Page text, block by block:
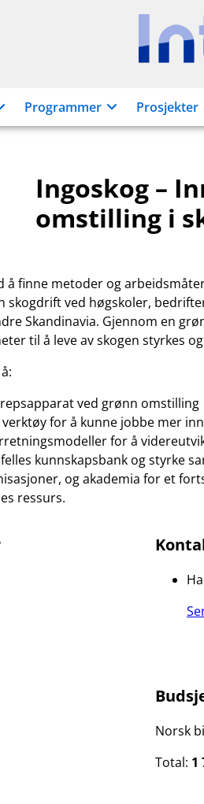
Programmer Prosjekter
Ingoskog –
omstilling i
å finne metoder og
skogdrift ved høgskoler,
Skandinavia. Gjennom en
til å leve av skogen styrkes
ved grønn omstilling
for å kunne jobbe mer
for å
kunnskapsbank og styrke
og akademia for et
ressurs.
Norsk
Total: 1